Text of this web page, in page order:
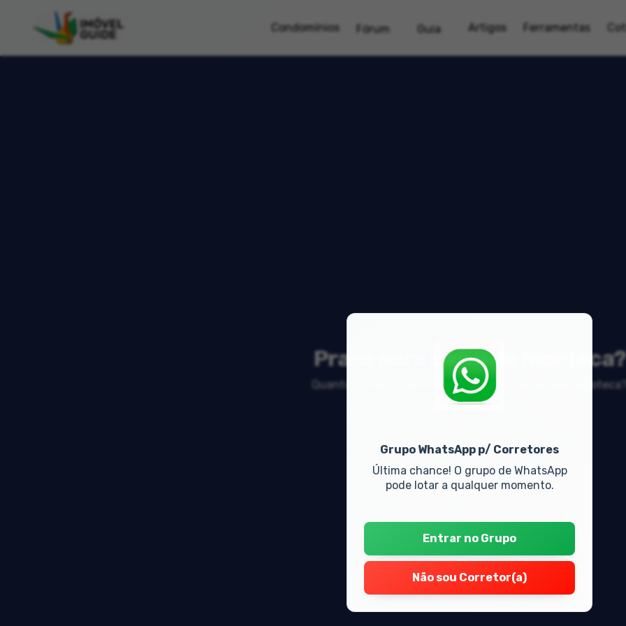
Condomínios Fórum Guia Artigos Ferramentas
Grupo WhatsApp p/ Corretores
Última chance! O grupo de WhatsApp
pode lotar a qualquer momento.
Entrar no Grupo
Não sou Corretor(a)
Prazo para baixa de hipoteca?
Quanto tempo a construtora tem para baixar uma